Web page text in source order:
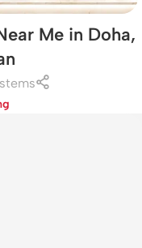
Me in Doha,